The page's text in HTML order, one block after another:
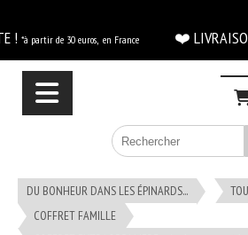
! *à partir de 30 euros, en France ❤️
DU BONHEUR DANS LES ÉPINARDS...
COFFRET FAMILLE